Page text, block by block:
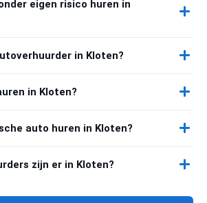
eigen risico huren in
in Kloten?
in Kloten?
auto huren in Kloten?
zijn er in Kloten?